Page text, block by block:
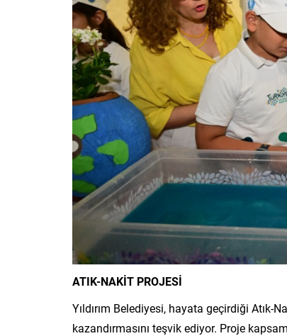
ATIK-NAKİT PROJESİ
Yıldırım Belediyesi, hayata geçirdiği
kazandırmasını teşvik ediyor. Proje